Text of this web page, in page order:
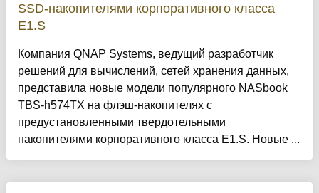
SSD-накопителями корпоративного класса
E1.S
Компания QNAP Systems, ведущий разработчик
решений для вычислений, сетей хранения данных,
представила новые модели популярного NASbook
TBS-h574TX на флэш-накопителях с
предустановленными твердотельными
накопителями корпоративного класса E1.S. Новые ...